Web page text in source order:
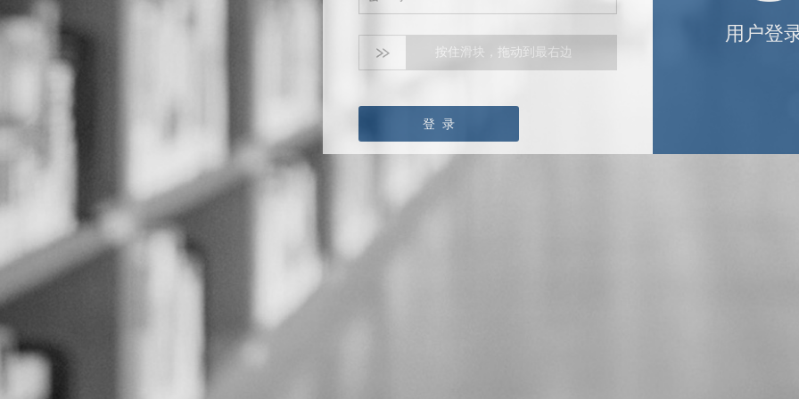
按住滑块，拖动到最右边
登 录
用户登